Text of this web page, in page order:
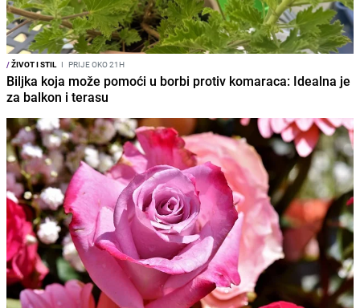
/ŽIVOT I STIL I PRIJE OKO 21H
Biljka koja može pomoći u borbi protiv komaraca: Idealna je
za balkon i terasu